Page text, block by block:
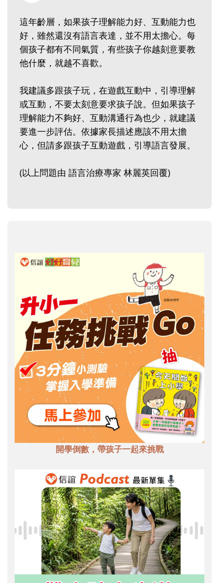
這年齡層，如果孩子理解能力好、互動能力也
好，雖然還沒有語言表達，並不用太擔心。每
個孩子都有不同氣質，有些孩子你越刻意要教
他什麼，就越不喜歡。
我建議多跟孩子玩，在遊戲互動中，引導理解
或互動，不要太刻意要求孩子說。但如果孩子
理解能力不夠好、互動溝通行為也少，就建議
要進一步評估。依據家長描述應該不用太擔
心，但請多跟孩子互動遊戲，引導語言發展。
(以上問題由 語言治療專家 林麗英回覆)
開學倒數，帶孩子一起來挑戰